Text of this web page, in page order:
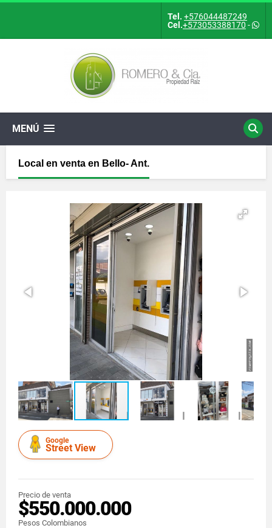
Tel. +576044487249
Cel.+573053388170 -
MENÚ
Local en venta en Bello- Ant.
Google
Street View
Precio de venta
$550.000.000
Pesos Colombianos